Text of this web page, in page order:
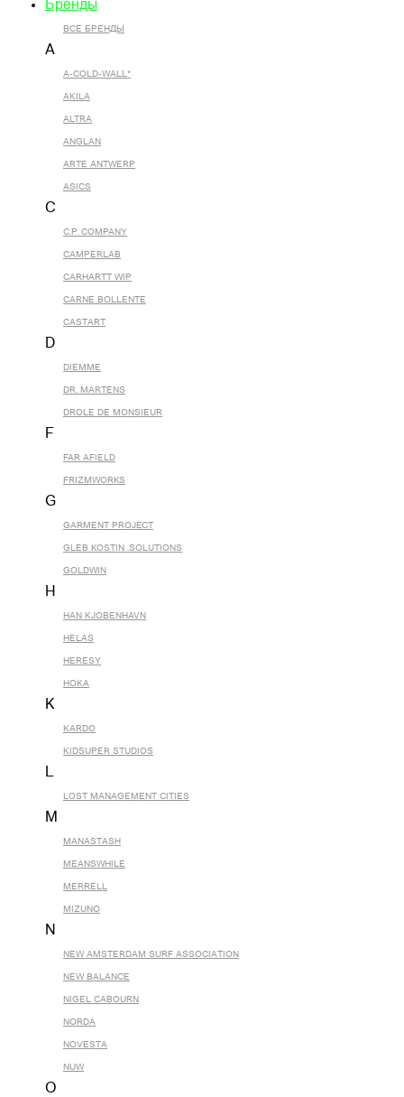
Бренды
ВСЕ БРЕНДЫ
A
A-COLD-WALL*
AKILA
ALTRA
ANGLAN
ARTE ANTWERP
ASICS
C
C.P. COMPANY
CAMPERLAB
CARHARTT WIP
CARNE BOLLENTE
CASTART
D
DIEMME
DR. MARTENS
DROLE DE MONSIEUR
F
FAR AFIELD
FRIZMWORKS
G
GARMENT PROJECT
GLEB KOSTIN .SOLUTIONS
GOLDWIN
H
HAN KJOBENHAVN
HELAS
HERESY
HOKA
K
KARDO
KIDSUPER STUDIOS
L
LOST MANAGEMENT CITIES
M
MANASTASH
MEANSWHILE
MERRELL
MIZUNO
N
NEW AMSTERDAM SURF ASSOCIATION
NEW BALANCE
NIGEL CABOURN
NORDA
NOVESTA
NUW
O